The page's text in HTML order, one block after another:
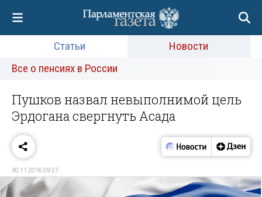
Статьи
Новости
Все о пенсиях в России
Пушков назвал невыполнимой цель
Эрдогана свергнуть Асада
30.11.2016 09:27